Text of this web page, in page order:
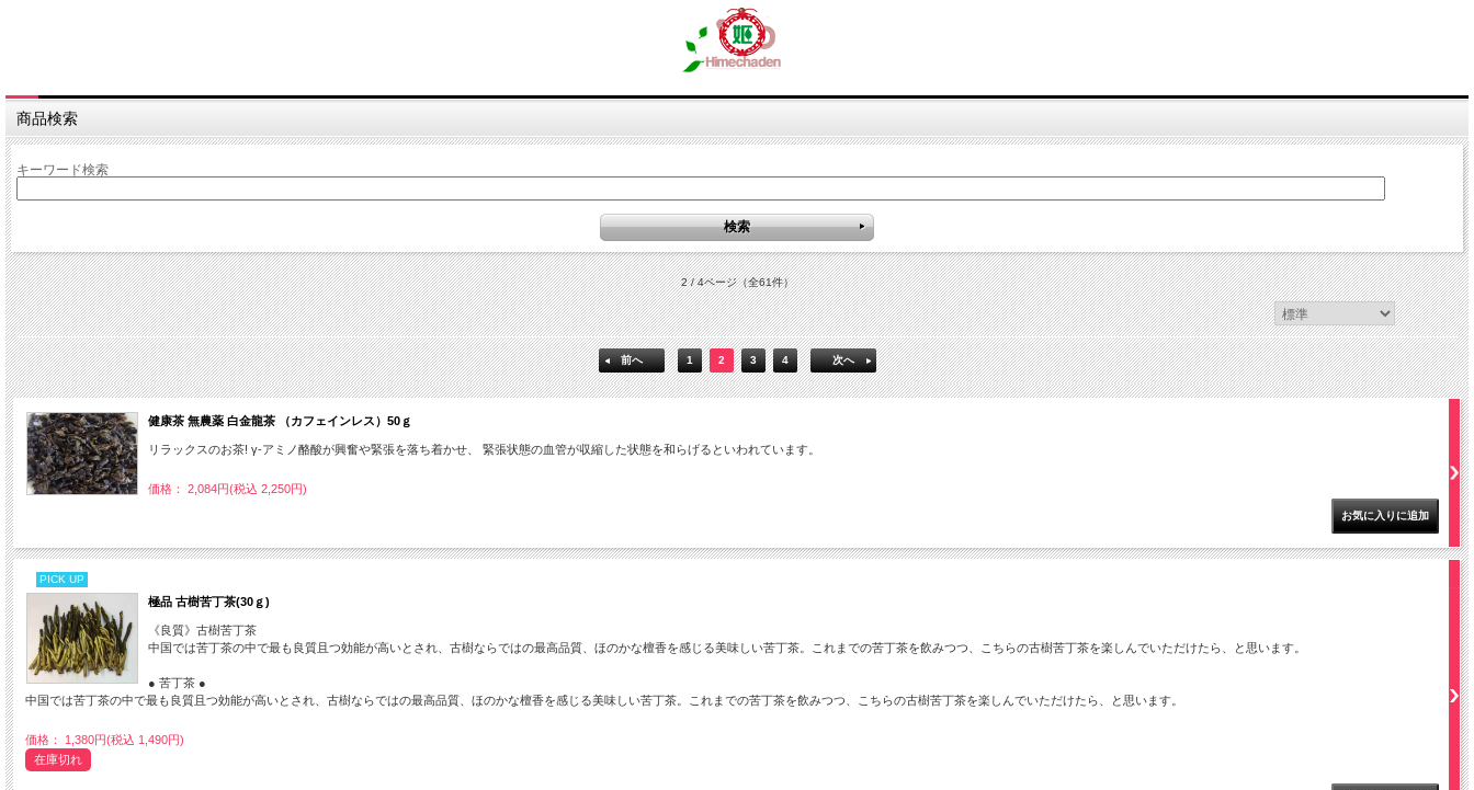
商品検索
キーワード検索
2 / 4ページ（全61件）
前へ 1 2 3 4 次へ
健康茶 無農薬 白金龍茶 （カフェインレス）50ｇ
リラックスのお茶! γ-アミノ酪酸が興奮や緊張を落ち着かせ、 緊張状態の血管が収縮した状態を和らげるといわれています。
価格： 2,084円(税込 2,250円)
PICK UP
極品 古樹苦丁茶(30ｇ)
《良質》古樹苦丁茶
中国では苦丁茶の中で最も良質且つ効能が高いとされ、古樹ならではの最高品質、ほのかな檀香を感じる美味しい苦丁茶。これまでの苦丁茶を飲みつつ、こちらの古樹苦丁茶を楽しんでいただけたら、と思います。
● 苦丁茶 ●
中国では苦丁茶の中で最も良質且つ効能が高いとされ、古樹ならではの最高品質、ほのかな檀香を感じる美味しい苦丁茶。これまでの苦丁茶を飲みつつ、こちらの古樹苦丁茶を楽しんでいただけたら、と思います。
価格： 1,380円(税込 1,490円)
在庫切れ